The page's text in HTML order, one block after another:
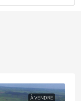
À VENDRE